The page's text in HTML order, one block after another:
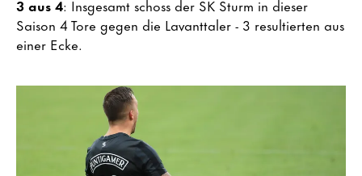
3 aus 4: Insgesamt schoss der SK Sturm in dieser
Saison 4 Tore gegen die Lavanttaler - 3 resultierten aus
einer Ecke.